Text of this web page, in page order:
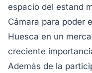
espacio del estand
Cámara para poder
Huesca en un
creciente
Además de la